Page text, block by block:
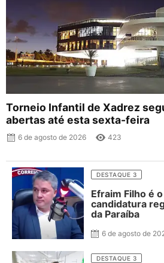
Torneio Infantil de Xadrez
abertas até esta sexta-feira
6 de agosto de 2026 423
DESTAQUE 3
Efraim Filho é
candidatura
da Paraíba
6 de agosto de
DESTAQUE 3